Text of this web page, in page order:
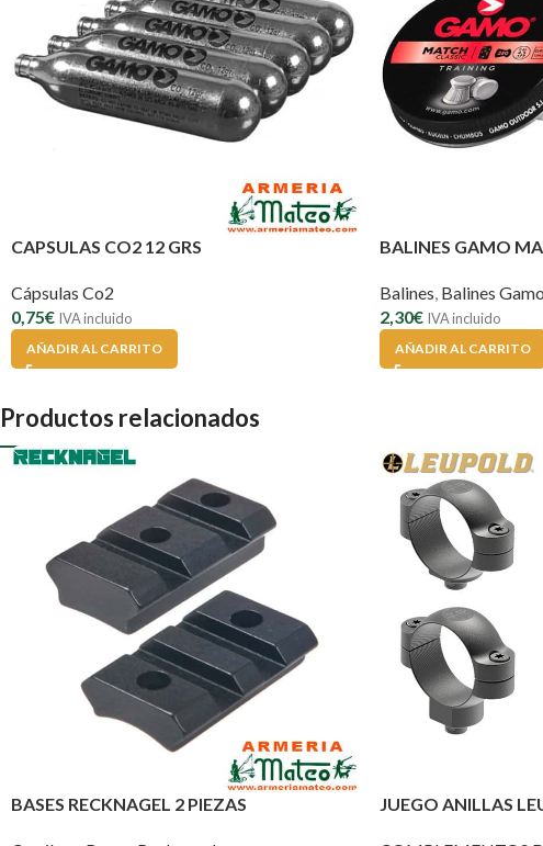
CAPSULAS CO2 12 GRS
Cápsulas Co2
0,75€ IVA incluido
AÑADIR AL CARRITO
BALINES GAMO
Balines Balines Gamo
2,30€ IVA incluido
AÑADIR AL CARRITO
Productos relacionados
BASES RECKNAGEL 2 PIEZAS JUEGO ANILLAS